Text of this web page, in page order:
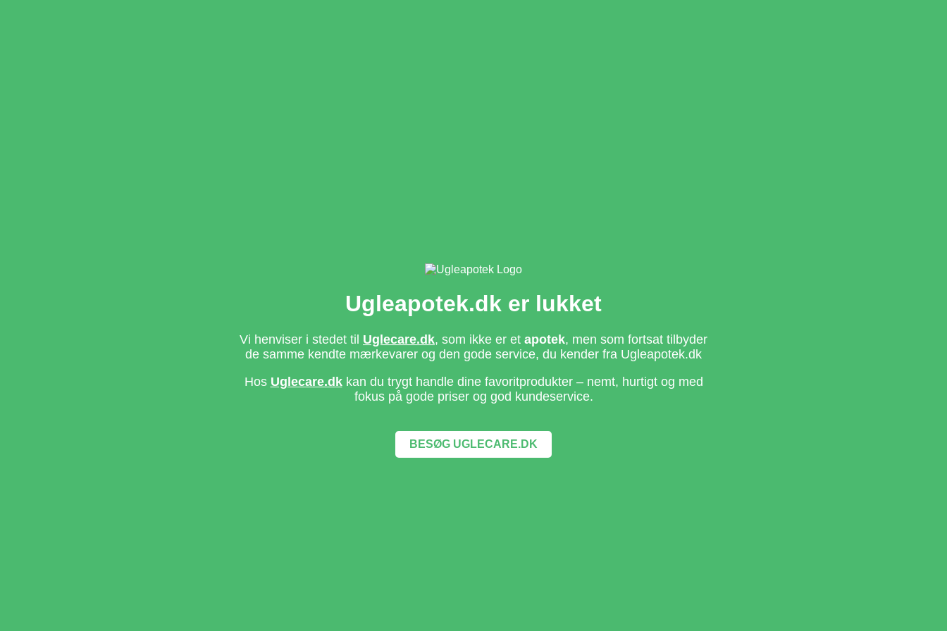
Ugleapotek.dk er lukket
Vi henviser i stedet til Uglecare.dk, som ikke er et apotek, men som fortsat tilbyder
de samme kendte mærkevarer og den gode service, du kender fra Ugleapotek.dk
Hos Uglecare.dkkan du trygt handle dine favoritprodukter – nemt, hurtigt og med
fokus på gode priser og god kundeservice.
BESØG UGLECARE.DK